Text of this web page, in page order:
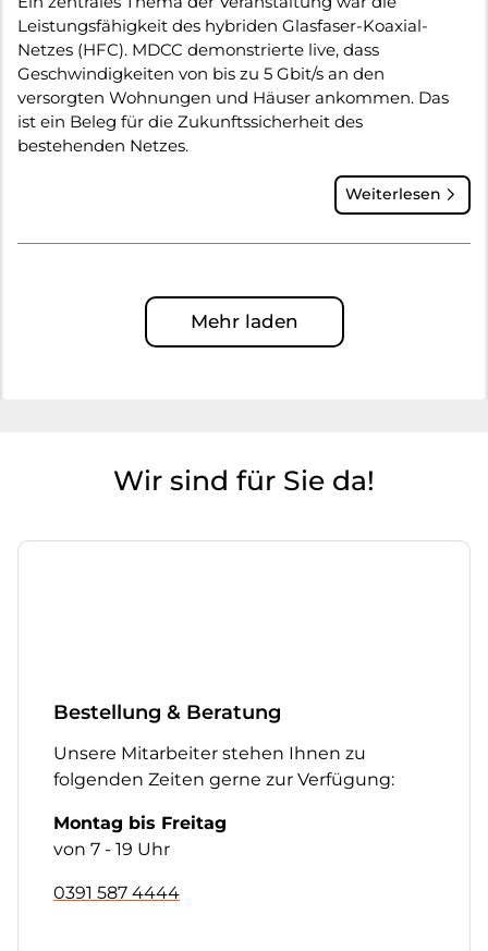
Leistungsfähigkeit des hybriden Glasfaser-Koaxial-
Netzes (HFC). MDCC demonstrierte live, dass
Geschwindigkeiten von bis zu 5 Gbit/s an den
versorgten Wohnungen und Häuser ankommen. Das
ist ein Beleg für die Zukunftssicherheit des
bestehenden Netzes.
Weiterlesen
Mehr laden
Wir sind für Sie da!
Bestellung & Beratung
Unsere Mitarbeiter stehen Ihnen zu
folgenden Zeiten gerne zur Verfügung:
Montag bis Freitag
von 7 - 19 Uhr
0391 587 4444